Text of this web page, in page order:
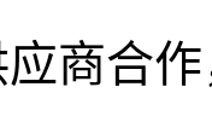
商合作